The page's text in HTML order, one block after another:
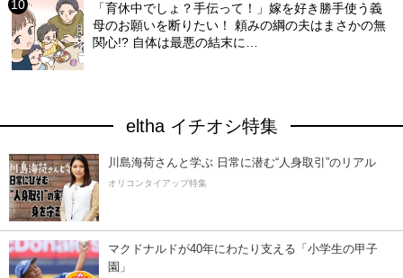
「育休中でしょ？手伝って！」嫁を好き勝手使う義
母のお願いを断りたい！ 頼みの綱の夫はまさかの無
関心!? 自体は最悪の結末に…
eltha イチオシ特集
川島海荷さんと学ぶ 日常に潜む“人身取引”のリアル
オリコンタイアップ特集
マクドナルドが40年にわたり支える「小学生の甲子
園」